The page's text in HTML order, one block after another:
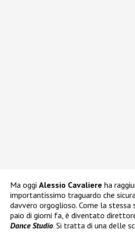
Ma oggi Alessio Cavaliere ha
importantissimo traguardo che
davvero orgoglioso. Come la stessa
paio di giorni fa, è diventato
Dance Studio. Si tratta di una delle